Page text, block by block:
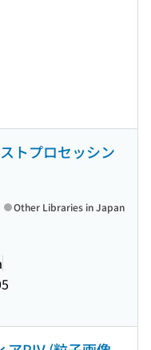
トプロセッシン
Other Libraries in Japan